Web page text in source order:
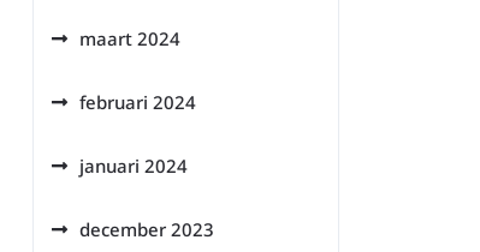
maart 2024
februari 2024
januari 2024
december 2023